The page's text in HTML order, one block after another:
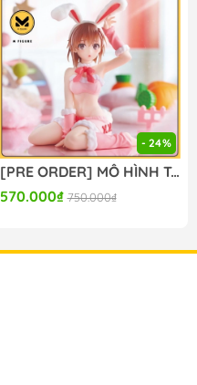
- 24%
[PRE ORDER] MÔ HÌNH To Aru Kagaku no Railgun - Misaka Mikoto - Moflock - Fluffy Bunny Ver. (Taito) FIGURE CHÍNH HÃNG
570.000₫ 750.000₫